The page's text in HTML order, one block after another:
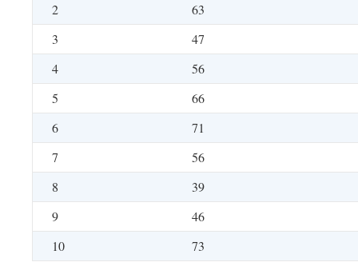
2
63
3
47
4
56
5
66
6
71
7
56
8
39
9
46
10
73